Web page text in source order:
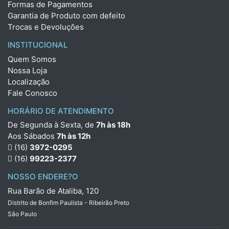
Formas de Pagamentos
Garantia de Produto com defeito
Trocas e Devoluções
INSTITUCIONAL
Quem Somos
Nossa Loja
Localização
Fale Conosco
HORÁRIO DE ATENDIMENTO
De Segunda à Sexta, de 7h às 18h
Aos Sábados 7h às 12h
(16) 3972-0295
(16) 99223-2377
NOSSO ENDERE?O
Rua Barão de Ataliba, 120
Distrito de Bonfim Paulista - Ribeirão Preto
São Paulo